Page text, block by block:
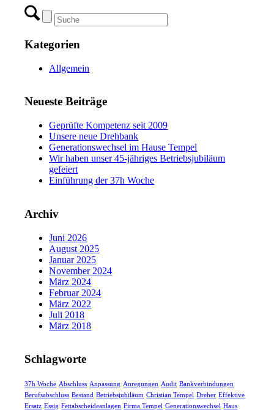
Kategorien
Allgemein
Neueste Beiträge
Geprüfte Kompetenz seit 2009
Unsere neue Drehbank
Generationswechsel im Hause Tempel
Wir haben unser 45-jähriges Betriebsjubiläum
gefeiert
Einführung der 37h Woche
Archiv
Juni 2026
August 2025
Januar 2025
November 2024
März 2024
Februar 2024
März 2022
Juli 2018
März 2018
Schlagworte
37h Woche Abschluss Anpassung Anregungen Audit Bankverbindungen
Berufsabschluss Bestand Betriebsjubiläum Christian Tempel Dreher Effektive
Ersatz Essig Fettabscheideanlagen Firma Tempel Generationswechsel Haus